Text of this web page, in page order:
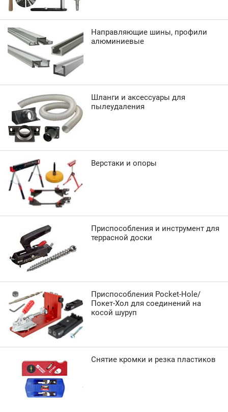
Направляющие шины, профили
алюминиевые
Шланги и аксессуары для
пылеудаления
Верстаки и опоры
Приспособления и инструмент для
террасной доски
Приспособления Pocket-Hole/
Покет-Хол для соединений на
косой шуруп
Снятие кромки и резка пластиков